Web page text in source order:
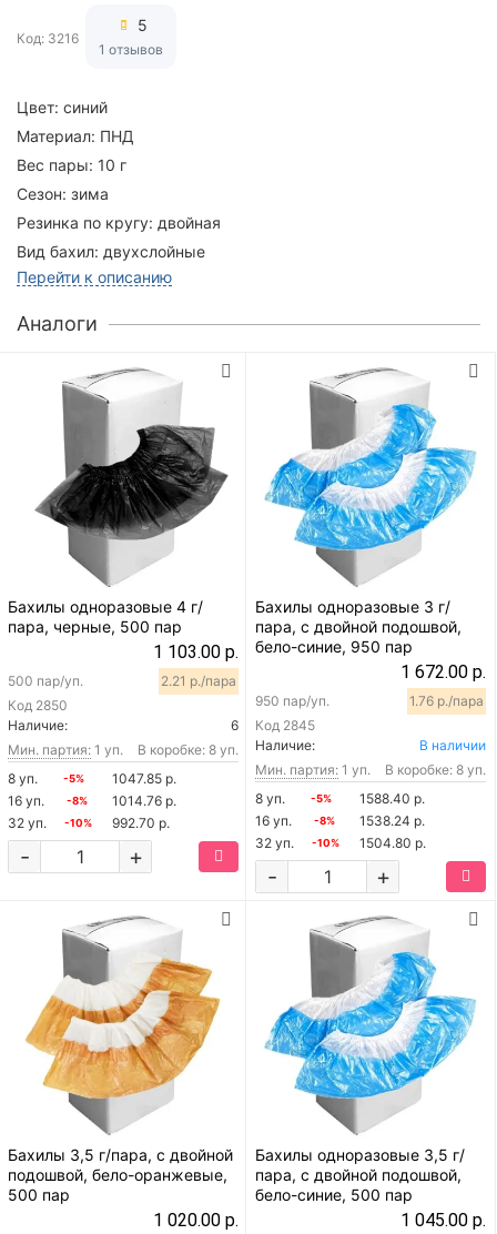
Цвет: синий
Материал: ПНД
Вес пары: 10 г
Сезон: зима
Резинка по кругу: двойная
Вид бахил: двухслойные
Перейти к описанию
Код: 3216
5
1 отзывов
Аналоги
Бахилы одноразовые 4 г/
пара, черные, 500 пар
1 103.00 р.
Код 2850
500 пар/уп. 2.21 р./пара
Наличие:
6
Мин. партия: 1 уп.
В коробке: 8 уп.
8 уп.
-5%
1047.85 р.
16 уп.
-8%
1014.76 р.
32 уп.
-10% 992.70 р.
+
-
Бахилы одноразовые 3 г/
пара, с двойной подошвой,
бело-синие, 950 пар
1 672.00 р.
Код 2845
950 пар/уп. 1.76 р./пара
Наличие:
В наличии
Мин. партия: 1 уп.
В коробке: 8 уп.
8 уп.
-5%
1588.40 р.
16 уп.
-8%
1538.24 р.
32 уп.
-10% 1504.80 р.
+
-
Бахилы 3,5 г/пара, с двойной
подошвой, бело-оранжевые,
500 пар
1 020.00 р.
Бахилы одноразовые 3,5 г/
пара, с двойной подошвой,
бело-синие, 500 пар
1 045.00 р.